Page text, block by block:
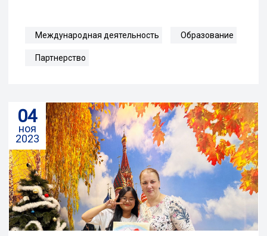
Международная деятельность Образование
Партнерство
04
ноя
2023